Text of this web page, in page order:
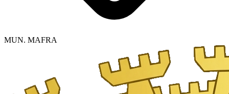
MUN. MAFRA